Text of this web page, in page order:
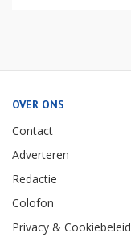
OVER ONS
Contact
Adverteren
Redactie
Colofon
Privacy & Cookiebeleid